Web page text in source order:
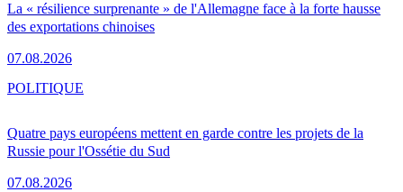
La « résilience surprenante » de l'Allemagne face à la forte hausse
des exportations chinoises
07.08.2026
Quatre pays européens mettent en garde contre les projets de la
Russie pour l'Ossétie du Sud
07.08.2026
POLITIQUE